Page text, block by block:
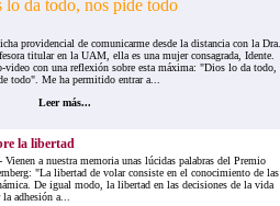
providencial de comunicarme desde la distancia con la Dra.
titular en la UAM, ella es una mujer consagrada, Idente.
video con una reflexión sobre esta máxima: "Dios lo da todo,
todo". Me ha permitido entrar a...
Leer más...
la libertad
a nuestra memoria unas lúcidas palabras del Premio
"La libertad de volar consiste en el conocimiento de las
De igual modo, la libertad en las decisiones de la vida
adhesión a...